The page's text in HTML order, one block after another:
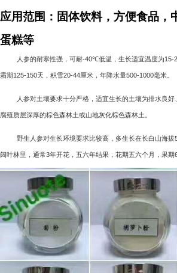
应用范围：固体饮料，方便食品，
蛋糕等
人参的耐寒性强，可耐-40℃低温，生长适宜温度为15-
霜期125-150天，积雪20-44厘米，年降水量500-1000毫米。
人参对土壤要求十分严格，适宜生长的土壤为排水良好
腐殖质层深厚的棕色森林土或山地灰化棕色森林土。
野生人参对生长环境要求比较高，多生长在长白山海拔
阔叶林里，通常3年开花，五六年结果，花期五六个月，果期